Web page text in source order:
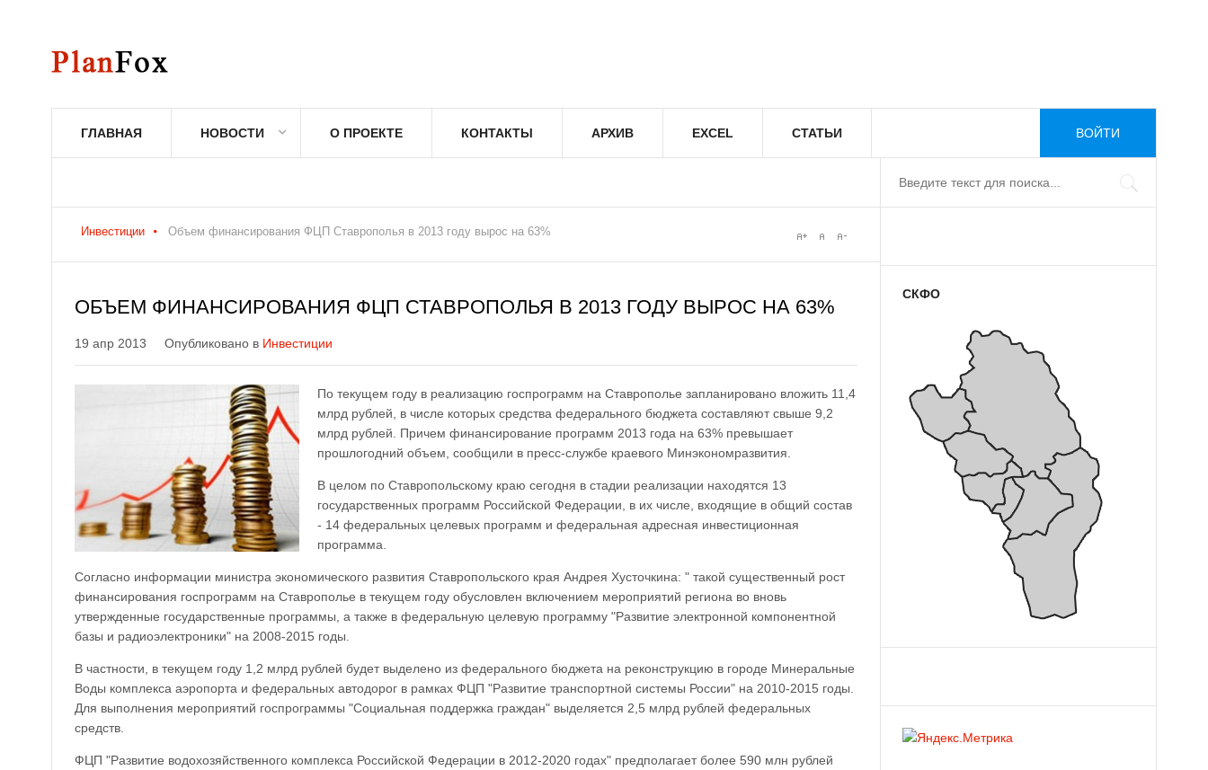
ГЛАВНАЯ НОВОСТИ О ПРОЕКТЕ КОНТАКТЫ АРХИВ EXCEL СТАТЬИ ВОЙТИ
Инвестиции Объем финансирования ФЦП Ставрополья в 2013 году вырос на 63%
ОБЪЕМ ФИНАНСИРОВАНИЯ ФЦП СТАВРОПОЛЬЯ В 2013 ГОДУ ВЫРОС НА 63%
19 апр 2013 Опубликовано в Инвестиции
По текущем году в реализацию госпрограмм на Ставрополье запланировано вложить 11,4
млрд рублей, в числе которых средства федерального бюджета составляют свыше 9,2
млрд рублей. Причем финансирование программ 2013 года на 63% превышает
прошлогодний объем, сообщили в пресс-службе краевого Минэкономразвития.
В целом по Ставропольскому краю сегодня в стадии реализации находятся 13
государственных программ Российской Федерации, в их числе, входящие в общий состав
- 14 федеральных целевых программ и федеральная адресная инвестиционная
программа.
Согласно информации министра экономического развития Ставропольского края Андрея Хусточкина: " такой существенный рост
финансирования госпрограмм на Ставрополье в текущем году обусловлен включением мероприятий региона во вновь
утвержденные государственные программы, а также в федеральную целевую программу "Развитие электронной компонентной
базы и радиоэлектроники" на 2008-2015 годы.
В частности, в текущем году 1,2 млрд рублей будет выделено из федерального бюджета на реконструкцию в городе Минеральные
Воды комплекса аэропорта и федеральных автодорог в рамках ФЦП "Развитие транспортной системы России" на 2010-2015 годы.
Для выполнения мероприятий госпрограммы "Социальная поддержка граждан" выделяется 2,5 млрд рублей федеральных
средств.
ФЦП "Развитие водохозяйственного комплекса Российской Федерации в 2012-2020 годах" предполагает более 590 млн рублей
СКФО